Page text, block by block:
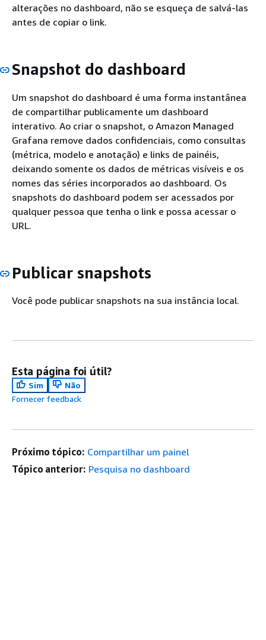
alterações no dashboard, não se esqueça de salvá-las
antes de copiar o link.
Snapshot do dashboard
Um snapshot do dashboard é uma forma instantânea
de compartilhar publicamente um dashboard
interativo. Ao criar o snapshot, o Amazon Managed
Grafana remove dados confidenciais, como consultas
(métrica, modelo e anotação) e links de painéis,
deixando somente os dados de métricas visíveis e os
nomes das séries incorporados ao dashboard. Os
snapshots do dashboard podem ser acessados por
qualquer pessoa que tenha o link e possa acessar o
URL.
Publicar snapshots
Você pode publicar snapshots na sua instância local.
Esta página foi útil?
Sim
Não
Fornecer feedback
Próximo tópico: Compartilhar um painel
Tópico anterior: Pesquisa no dashboard